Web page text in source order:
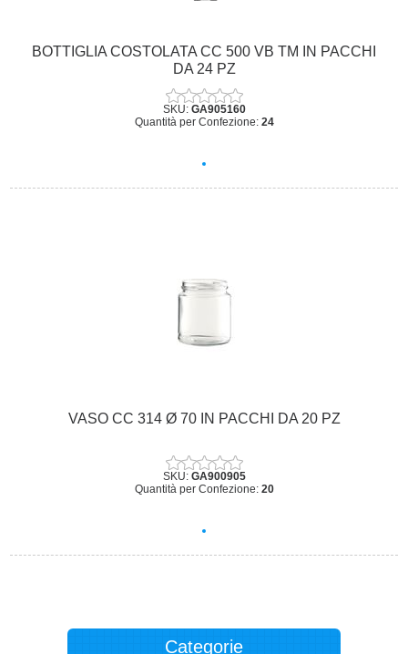
BOTTIGLIA COSTOLATA CC 500 VB TM IN PACCHI
DA 24 PZ
SKU: GA905160
Quantità per Confezione: 24
VASO CC 314 Ø 70 IN PACCHI DA 20 PZ
SKU: GA900905
Quantità per Confezione: 20
Categorie